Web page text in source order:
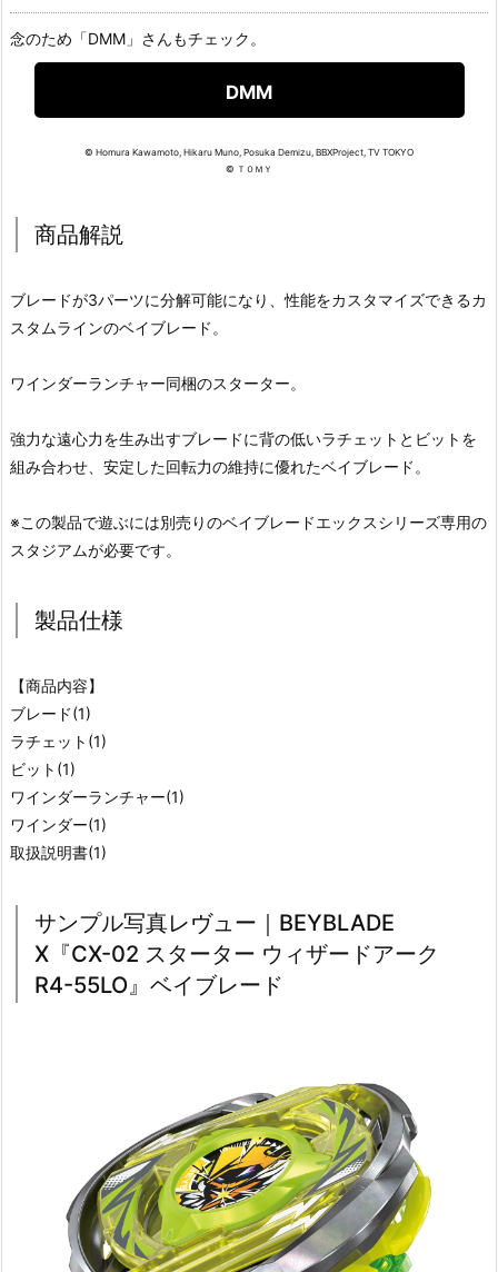
念のため「DMM」さんもチェック。
DMM
© Homura Kawamoto, Hikaru Muno, Posuka Demizu, BBXProject, TV TOKYO
© ＴＯＭＹ
商品解説
ブレードが3パーツに分解可能になり、性能をカスタマイズできるカ
スタムラインのベイブレード。
ワインダーランチャー同梱のスターター。
強力な遠心力を生み出すブレードに背の低いラチェットとビットを
組み合わせ、安定した回転力の維持に優れたベイブレード。
※この製品で遊ぶには別売りのベイブレードエックスシリーズ専用の
スタジアムが必要です。
製品仕様
【商品内容】
ブレード(1)
ラチェット(1)
ビット(1)
ワインダーランチャー(1)
ワインダー(1)
取扱説明書(1)
サンプル写真レヴュー｜BEYBLADE
X『CX-02 スターター ウィザードアーク
R4-55LO』ベイブレード